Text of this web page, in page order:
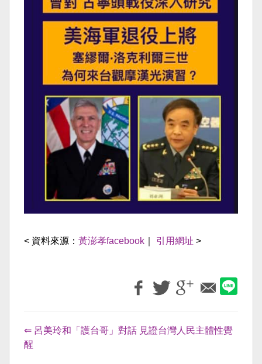
< 資料來源： 黃澎孝facebook 引用網址 >
⇐ 呂美玲和「護台哥」對話 見證台灣人民主體性覺
醒